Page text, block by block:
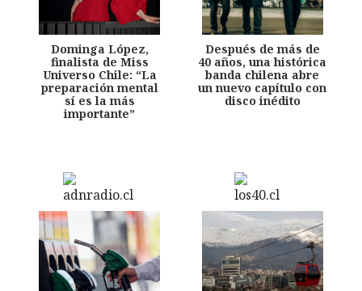
Dominga López,
finalista de Miss
Universo Chile: “La
preparación mental
sí es la más
importante”
Después de más de
40 años, una histórica
banda chilena abre
un nuevo capítulo con
disco inédito